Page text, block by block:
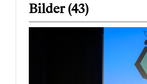
Bilder (43)